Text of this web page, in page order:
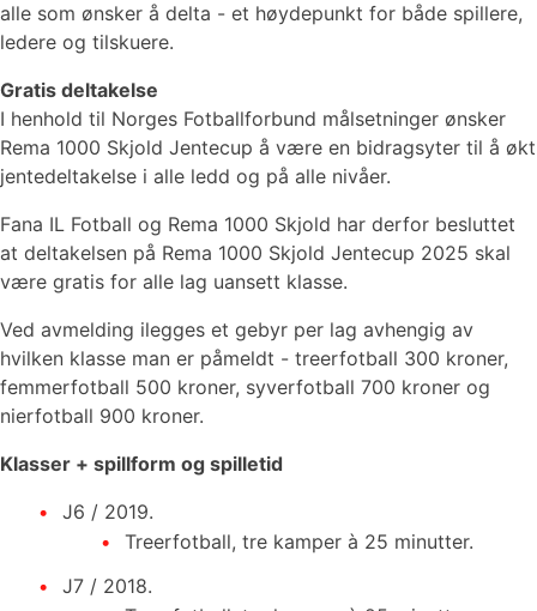
alle som ønsker å delta - et høydepunkt for både spillere,
ledere og tilskuere.
Gratis deltakelse
I henhold til Norges Fotballforbund målsetninger ønsker
Rema 1000 Skjold Jentecup å være en bidragsyter til å økt
jentedeltakelse i alle ledd og på alle nivåer.
Fana IL Fotball og Rema 1000 Skjold har derfor besluttet
at deltakelsen på Rema 1000 Skjold Jentecup 2025 skal
være gratis for alle lag uansett klasse.
Ved avmelding ilegges et gebyr per lag avhengig av
hvilken klasse man er påmeldt - treerfotball 300 kroner,
femmerfotball 500 kroner, syverfotball 700 kroner og
nierfotball 900 kroner.
Klasser + spillform og spilletid
J6 / 2019.
Treerfotball, tre kamper à 25 minutter.
J7 / 2018.